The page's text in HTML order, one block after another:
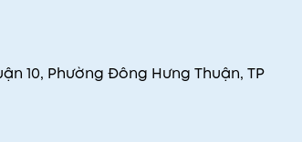
10, Phường Đông Hưng Thuận, TP